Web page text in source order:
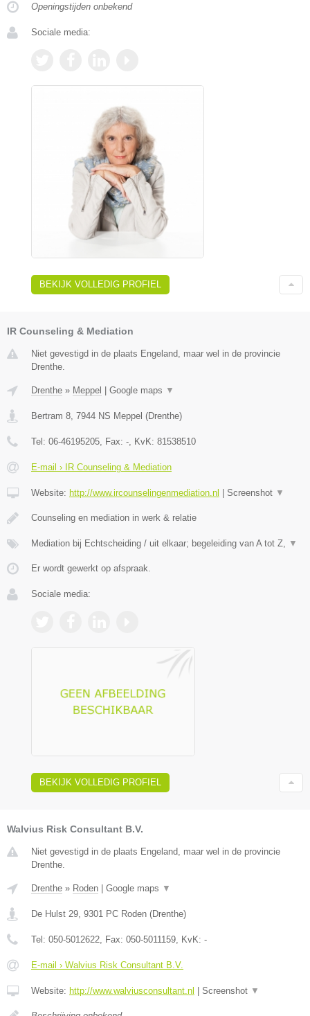
Openingstijden onbekend
Sociale media:
BEKIJK VOLLEDIG PROFIEL
IR Counseling & Mediation
Niet gevestigd in de plaats Engeland, maar wel in de provincie
Drenthe.
Drenthe » Meppel Google maps ▼
Bertram 8 7944 NS Meppel (Drenthe)
Tel: 06-46195205 , Fax: - , KvK: 81538510
E-mail › IR Counseling & Mediation
Website: http://www.ircounselingenmediation.nl Screenshot ▼
Counseling en mediation in werk & relatie
Mediation bij Echtscheiding / uit elkaar; begeleiding van A tot Z, ▼
Er wordt gewerkt op afspraak.
Sociale media:
BEKIJK VOLLEDIG PROFIEL
Walvius Risk Consultant B.V.
Niet gevestigd in de plaats Engeland, maar wel in de provincie
Drenthe.
Drenthe » Roden Google maps ▼
De Hulst 29, 9301 PC Roden (Drenthe)
Tel: 050-5012622, Fax: 050-5011159, KvK: -
E-mail › Walvius Risk Consultant B.V.
Website: http://www.walviusconsultant.nl Screenshot ▼